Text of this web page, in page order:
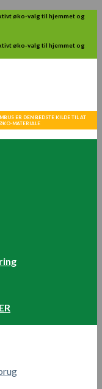
øko-valg til hjemmet og
øko-valg til hjemmet og
ER DEN BEDSTE KILDE TIL AT
MATERIALE